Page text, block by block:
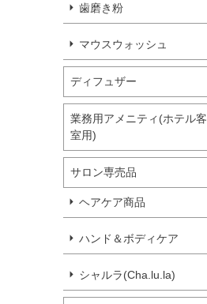
歯磨き粉
マウスウォッシュ
ディフュザー
業務用アメニティ(ホテル客
室用)
サロン専売品
ヘアケア商品
ハンド＆ボディケア
シャルラ(Cha.lu.la)